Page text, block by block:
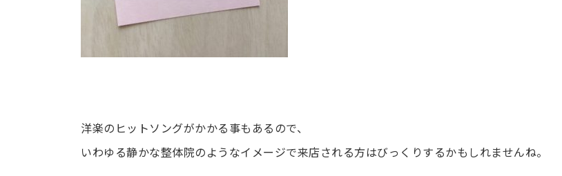
洋楽のヒットソングがかかる事もあるので、
いわゆる静かな整体院のようなイメージで来店される方はびっくりするかもしれませんね。